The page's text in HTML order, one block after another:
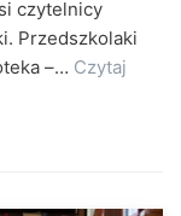
czytelnicy
Przedszkolaki
–… Czytaj